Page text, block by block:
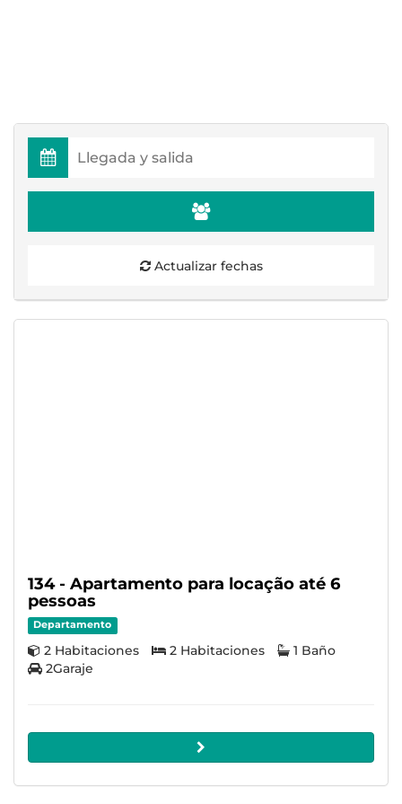
Actualizar fechas
134 - Apartamento para locação até 6
pessoas
Departamento
2 Habitaciones 2 Habitaciones
1 Baño
2Garaje